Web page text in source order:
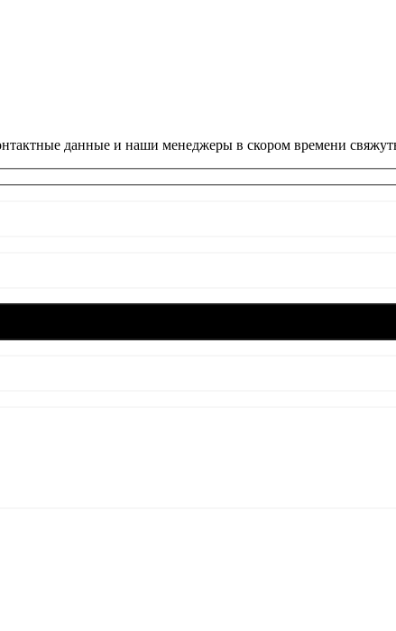
данные и наши менеджеры в скором времени